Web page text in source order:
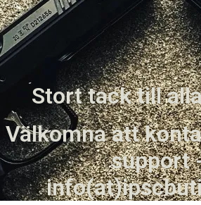
Stort tack till
Välkomna att
support